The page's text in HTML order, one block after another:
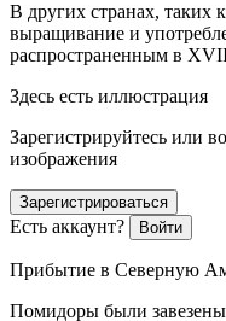
В других странах,
выращивание и
распространенным в
Здесь есть иллюстрация
Зарегистрируйтесь или
изображения
Зарегистрироваться
Есть аккаунт? Войти
Прибытие в Северную
Помидоры были